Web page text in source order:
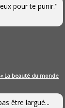
pour te punir."
La beauté du monde
être largué...